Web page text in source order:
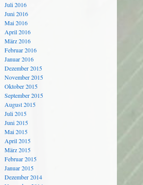
Juli 2016
Juni 2016
Mai 2016
April 2016
März 2016
Februar 2016
Januar 2016
Dezember 2015
November 2015
Oktober 2015
September 2015
August 2015
Juli 2015
Juni 2015
Mai 2015
April 2015
März 2015
Februar 2015
Januar 2015
Dezember 2014